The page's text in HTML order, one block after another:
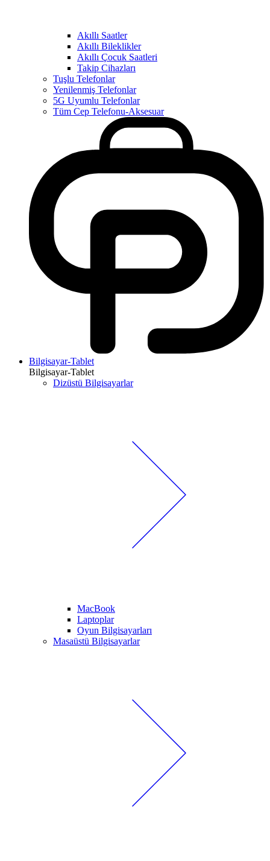
Akıllı Saatler
Akıllı Bileklikler
Akıllı Çocuk Saatleri
Takip Cihazları
Tuşlu Telefonlar
Yenilenmiş Telefonlar
5G Uyumlu Telefonlar
Tüm Cep Telefonu-Aksesuar
Bilgisayar-Tablet
Bilgisayar-Tablet
Dizüstü Bilgisayarlar
MacBook
Laptoplar
Oyun Bilgisayarları
Masaüstü Bilgisayarlar